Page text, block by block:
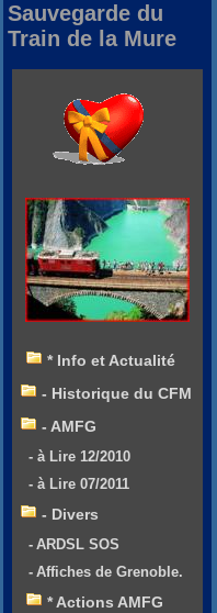
Sauvegarde du
Train de la Mure
* Info et Actualité
- Historique du CFM
- AMFG
- à Lire 12/2010
- à Lire 07/2011
- Divers
- ARDSL SOS
- Affiches de Grenoble.
* Actions AMFG